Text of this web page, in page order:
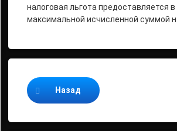
налоговая льгота предоставляется
максимальной исчисленной суммой
Продолжайте читать
Назад